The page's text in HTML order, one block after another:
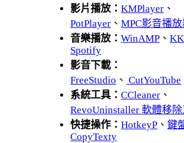
影片播放：KMPlayer 、
PotPlayer 、MPC影音播
音樂播放：WinAMP 、
Spotify
影音下載：
FreeStudio 、 CutYouTube
系統工具：CCleaner 、
RevoUninstaller 軟體移
快捷操作：HotkeyP 、鍵
CopyTexty